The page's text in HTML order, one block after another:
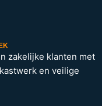
zakelijke klanten met
en veilige